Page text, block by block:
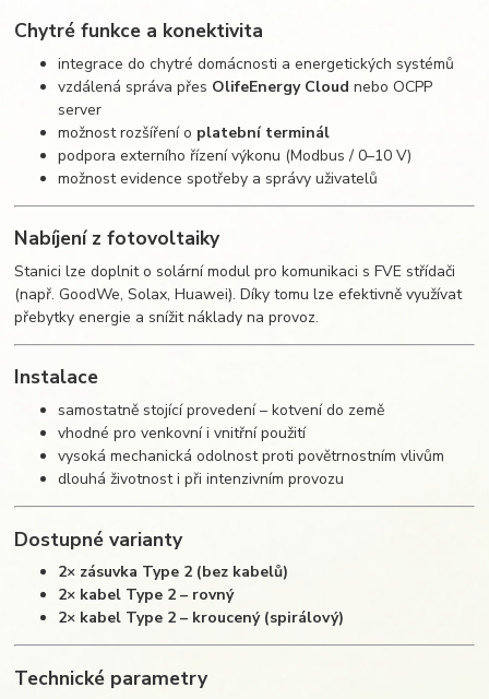
Chytré funkce a konektivita
integrace do chytré domácnosti a energetických systémů
vzdálená správa přes OlifeEnergy Cloud nebo OCPP
server
možnost rozšíření o platební terminál
podpora externího řízení výkonu (Modbus / 0–10 V)
možnost evidence spotřeby a správy uživatelů
Nabíjení z fotovoltaiky
Stanici lze doplnit o solární modul pro komunikaci s FVE střídači
(např. GoodWe, Solax, Huawei). Díky tomu lze efektivně využívat
přebytky energie a snížit náklady na provoz.
Instalace
samostatně stojící provedení – kotvení do země
vhodné pro venkovní i vnitřní použití
vysoká mechanická odolnost proti povětrnostním vlivům
dlouhá životnost i při intenzivním provozu
Dostupné varianty
2× zásuvka Type 2 (bez kabelů)
2× kabel Type 2 – rovný
2× kabel Type 2 – kroucený (spirálový)
Technické parametry